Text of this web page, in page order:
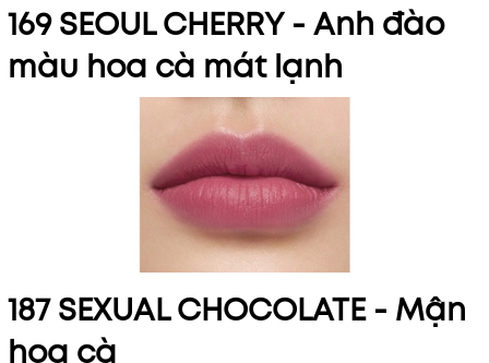
169 SEOUL CHERRY - Anh đào
màu hoa cà mát lạnh
187 SEXUAL CHOCOLATE - Mận
hoa cà